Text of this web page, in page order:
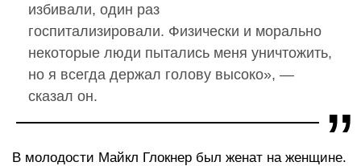
избивали, один раз
госпитализировали. Физически и морально
некоторые люди пытались меня уничтожить,
но я всегда держал голову высоко», —
сказал он.
В молодости Майкл Глокнер был женат на женщине.